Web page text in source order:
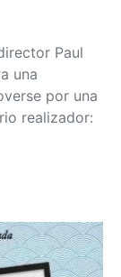
Paul
una
por una
realizador: